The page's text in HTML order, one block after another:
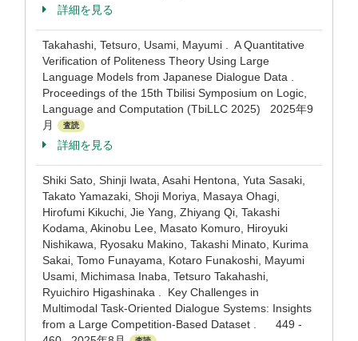
詳細を見る
Takahashi, Tetsuro, Usami, Mayumi . A Quantitative
Verification of Politeness Theory Using Large
Language Models from Japanese Dialogue Data .
Proceedings of the 15th Tbilisi Symposium on Logic,
Language and Computation (TbiLLC 2025) 2025年9
月
査読
詳細を見る
Shiki Sato, Shinji Iwata, Asahi Hentona, Yuta Sasaki,
Takato Yamazaki, Shoji Moriya, Masaya Ohagi,
Hirofumi Kikuchi, Jie Yang, Zhiyang Qi, Takashi
Kodama, Akinobu Lee, Masato Komuro, Hiroyuki
Nishikawa, Ryosaku Makino, Takashi Minato, Kurima
Sakai, Tomo Funayama, Kotaro Funakoshi, Mayumi
Usami, Michimasa Inaba, Tetsuro Takahashi,
Ryuichiro Higashinaka . Key Challenges in
Multimodal Task-Oriented Dialogue Systems: Insights
from a Large Competition-Based Dataset . 449 -